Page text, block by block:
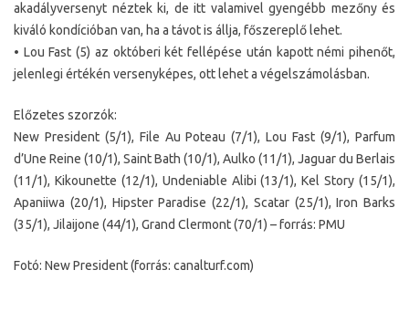
akadályversenyt néztek ki, de itt valamivel gyengébb mezőny és
kiváló kondícióban van, ha a távot is állja, főszereplő lehet.
• Lou Fast (5) az októberi két fellépése után kapott némi pihenőt,
jelenlegi értékén versenyképes, ott lehet a végelszámolásban.
Előzetes szorzók:
New President (5/1), File Au Poteau (7/1), Lou Fast (9/1), Parfum
d’Une Reine (10/1), Saint Bath (10/1), Aulko (11/1), Jaguar du Berlais
(11/1), Kikounette (12/1), Undeniable Alibi (13/1), Kel Story (15/1),
Apaniiwa (20/1), Hipster Paradise (22/1), Scatar (25/1), Iron Barks
(35/1), Jilaijone (44/1), Grand Clermont (70/1) – forrás: PMU
Fotó: New President (forrás: canalturf.com)